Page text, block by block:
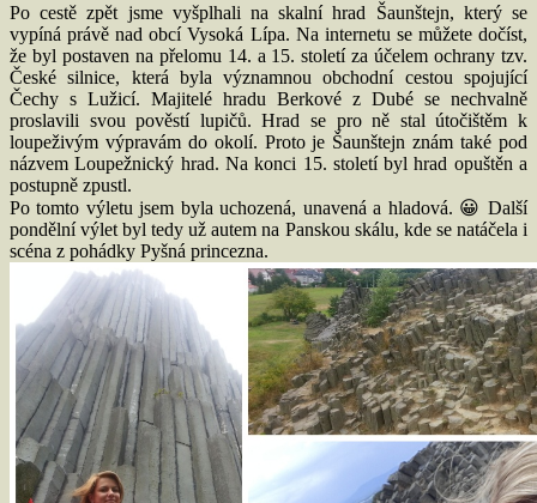
Po cestě zpět jsme vyšplhali na skalní hrad Šaunštejn, který se
vypíná právě nad obcí Vysoká Lípa. Na internetu se můžete dočíst,
že byl postaven na přelomu 14. a 15. století za účelem ochrany tzv.
České silnice, která byla významnou obchodní cestou spojující
Čechy s Lužicí. Majitelé hradu Berkové z Dubé se nechvalně
proslavili svou pověstí lupičů. Hrad se pro ně stal útočištěm k
loupeživým výpravám do okolí. Proto je Šaunštejn znám také pod
názvem Loupežnický hrad. Na konci 15. století byl hrad opuštěn a
postupně zpustl.
Po tomto výletu jsem byla uchozená, unavená a hladová. 😀 Další
pondělní výlet byl tedy už autem na Panskou skálu, kde se natáčela i
scéna z pohádky Pyšná princezna.